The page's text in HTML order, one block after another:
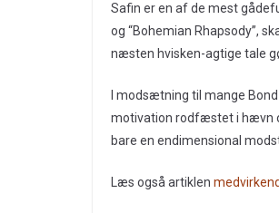
Safin er en af de mest
og “Bohemian Rhapsody”,
næsten hvisken-agtige tale
I modsætning til mange
motivation rodfæstet i hævn
bare en endimensional
Læs også artiklen